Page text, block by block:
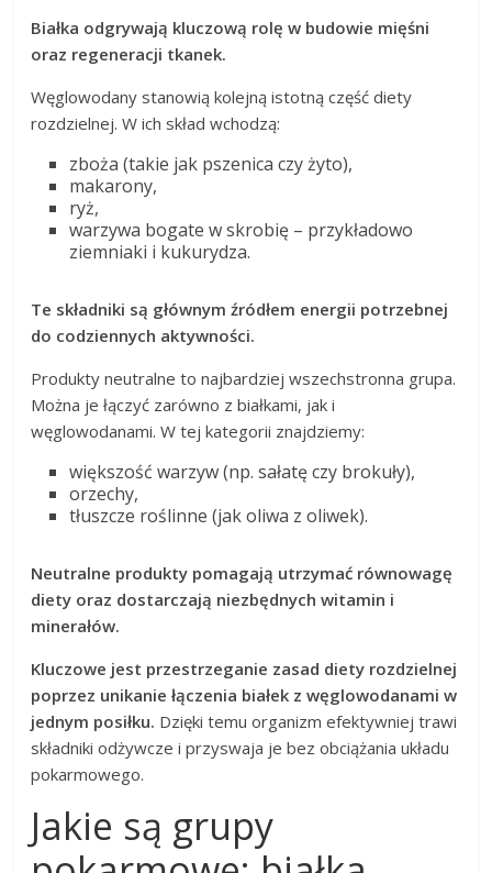
Białka odgrywają kluczową rolę w budowie mięśni
oraz regeneracji tkanek.
Węglowodany stanowią kolejną istotną część diety
rozdzielnej. W ich skład wchodzą:
zboża (takie jak pszenica czy żyto),
makarony,
ryż,
warzywa bogate w skrobię – przykładowo
ziemniaki i kukurydza.
Te składniki są głównym źródłem energii potrzebnej
do codziennych aktywności.
Produkty neutralne to najbardziej wszechstronna grupa.
Można je łączyć zarówno z białkami, jak i
węglowodanami. W tej kategorii znajdziemy:
większość warzyw (np. sałatę czy brokuły),
orzechy,
tłuszcze roślinne (jak oliwa z oliwek).
Neutralne produkty pomagają utrzymać równowagę
diety oraz dostarczają niezbędnych witamin i
minerałów.
Kluczowe jest przestrzeganie zasad diety rozdzielnej
poprzez unikanie łączenia białek z węglowodanami w
jednym posiłku. Dzięki temu organizm efektywniej trawi
składniki odżywcze i przyswaja je bez obciążania układu
pokarmowego.
Jakie są grupy